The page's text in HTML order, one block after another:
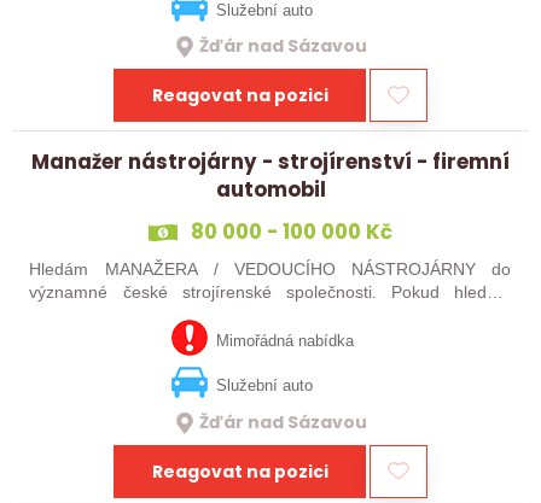
Služební auto
Žďár nad Sázavou
Reagovat na pozici
Manažer nástrojárny - strojírenství - firemní
automobil
80 000 - 100 000 Kč
Hledám MANAŽERA / VEDOUCÍHO NÁSTROJÁRNY do
významné české strojírenské společnosti. Pokud hledáte
jste silný v komunikaci a máte zkušenosti…
Mimořádná nabídka
Služební auto
Žďár nad Sázavou
Reagovat na pozici